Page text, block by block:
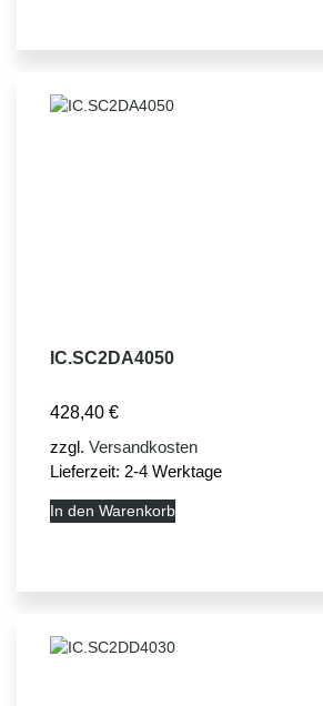
IC.SC2DA4050
428,40 €
zzgl. Versandkosten
Lieferzeit: 2-4 Werktage
In den Warenkorb